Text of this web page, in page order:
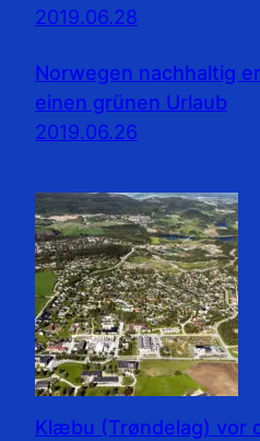
2019.06.28
Norwegen nachhaltig
einen grünen Urlaub
2019.06.26
Klæbu (Trøndelag) vor